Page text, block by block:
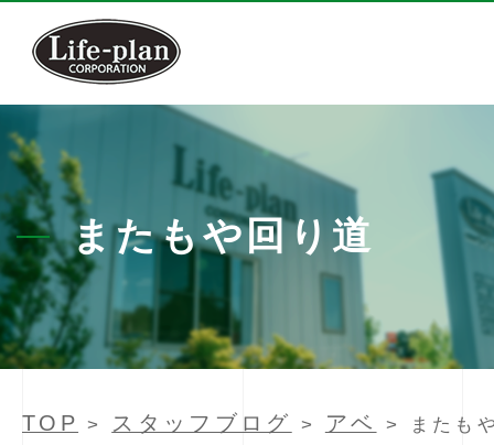
またもや回り道
TOP > スタッフブログ > アベ > またも